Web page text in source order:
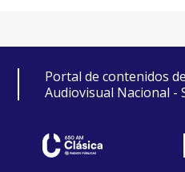
Portal de contenidos
Audiovisual Nacional -